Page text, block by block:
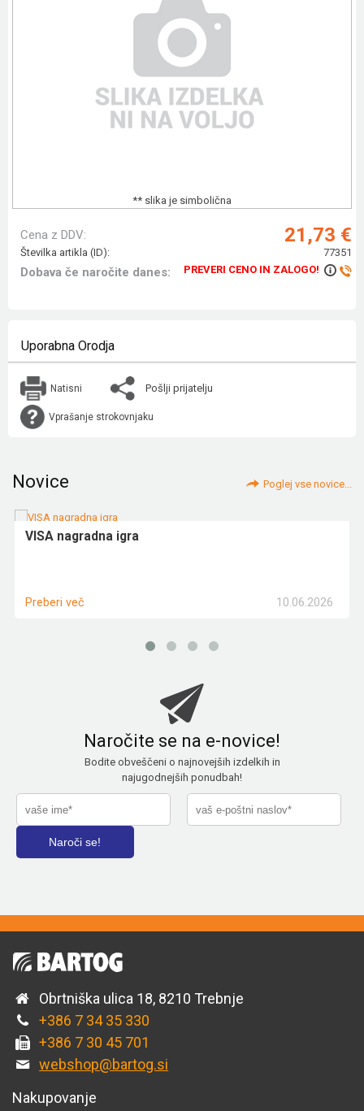
** slika je simbolična
Cena z DDV: 21,73 €
Številka artikla (ID): 77351
Dobava če naročite danes: PREVERI CENO IN ZALOGO!
Uporabna Orodja
Natisni Pošlji prijatelju
Vprašanje strokovnjaku
Novice Poglej vse novice...
VISA nagradna igra
10.06.2026
Preberi več
Naročite se na e-novice!
Bodite obveščeni o najnovejših izdelkih in
najugodnejših ponudbah!
Obrtniška ulica 18, 8210 Trebnje
+386 7 34 35 330
+386 7 30 45 701
webshop@bartog.si
Nakupovanje